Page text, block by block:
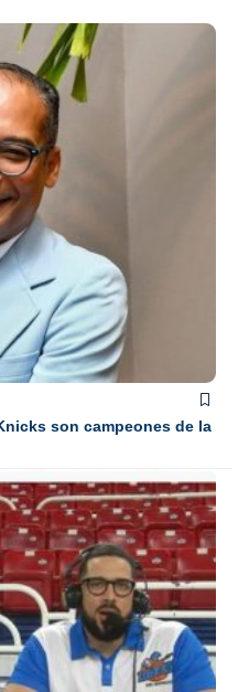
son campeones de la